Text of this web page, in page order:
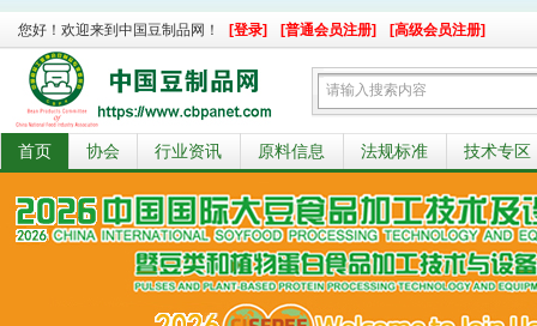
您好！欢迎来到中国豆制品网！ [登录] [普通会员注册] [高级会员注册]
首页 协会 行业资讯 原料信息 法规标准 技术专区